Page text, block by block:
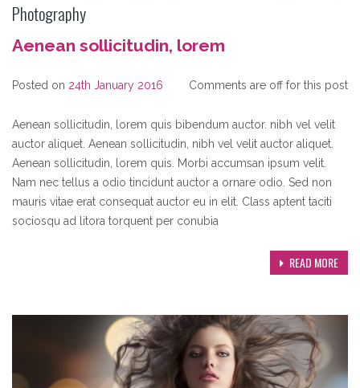
Photography
Aenean sollicitudin, lorem
Posted on 24th January 2016 Comments are off for this post
Aenean sollicitudin, lorem quis bibendum auctor. nibh vel velit
auctor aliquet. Aenean sollicitudin, nibh vel velit auctor aliquet.
Aenean sollicitudin, lorem quis. Morbi accumsan ipsum velit.
Nam nec tellus a odio tincidunt auctor a ornare odio. Sed non
mauris vitae erat consequat auctor eu in elit. Class aptent taciti
sociosqu ad litora torquent per conubia
READ MORE